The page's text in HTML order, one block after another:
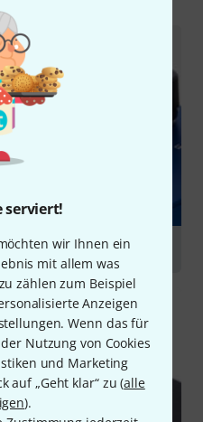
serviert!
wir Ihnen ein
mit allem was
zählen zum Beispiel
Anzeigen
Wenn das für
Nutzung von Cookies
und Marketing
auf „Geht klar“ zu (alle
).